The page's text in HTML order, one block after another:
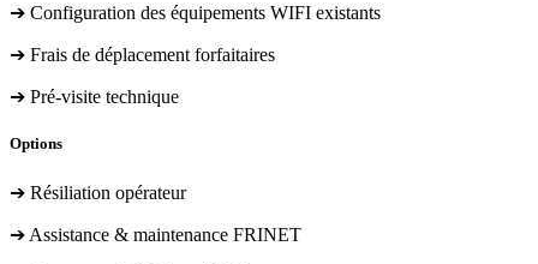
➔ Configuration des équipements WIFI existants
➔ Frais de déplacement forfaitaires
➔ Pré-visite technique
Options
➔ Résiliation opérateur
➔ Assistance & maintenance FRINET